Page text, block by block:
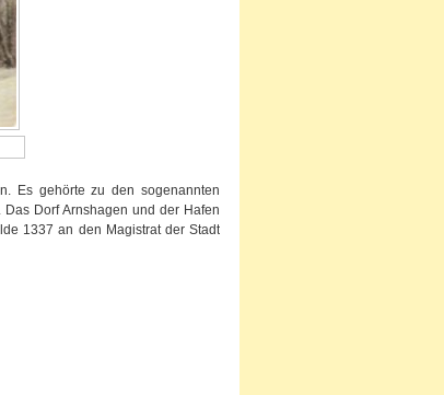
Es gehörte zu den sogenannten
Dorf Arnshagen und der Hafen
1337 an den Magistrat der Stadt